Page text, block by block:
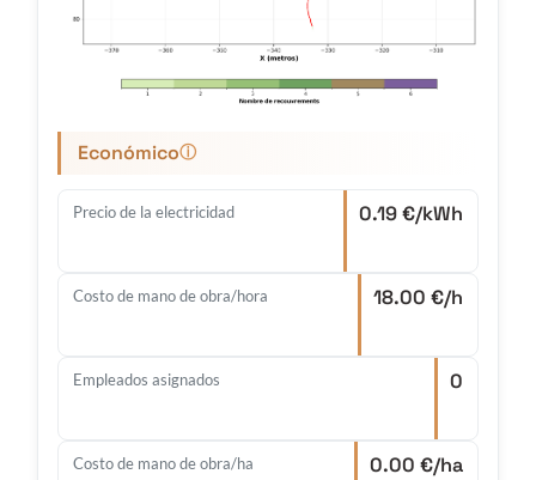
Económicoⓘ
Precio de la electricidad 0.19 €/kWh
Costo de mano de obra/hora 18.00 €/h
Empleados asignados 0
Costo de mano de obra/ha 0.00 €/ha